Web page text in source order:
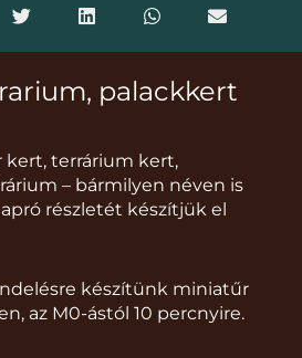
palackkert
kert, terrárium kert,
– bármilyen néven is
részletét készítjük el
készítünk miniatűr
az M0-ástól 10 percnyire.